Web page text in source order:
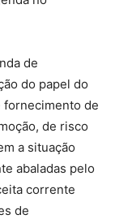
de
do papel do
fornecimento de
de risco
a situação
abaladas pelo
corrente
de